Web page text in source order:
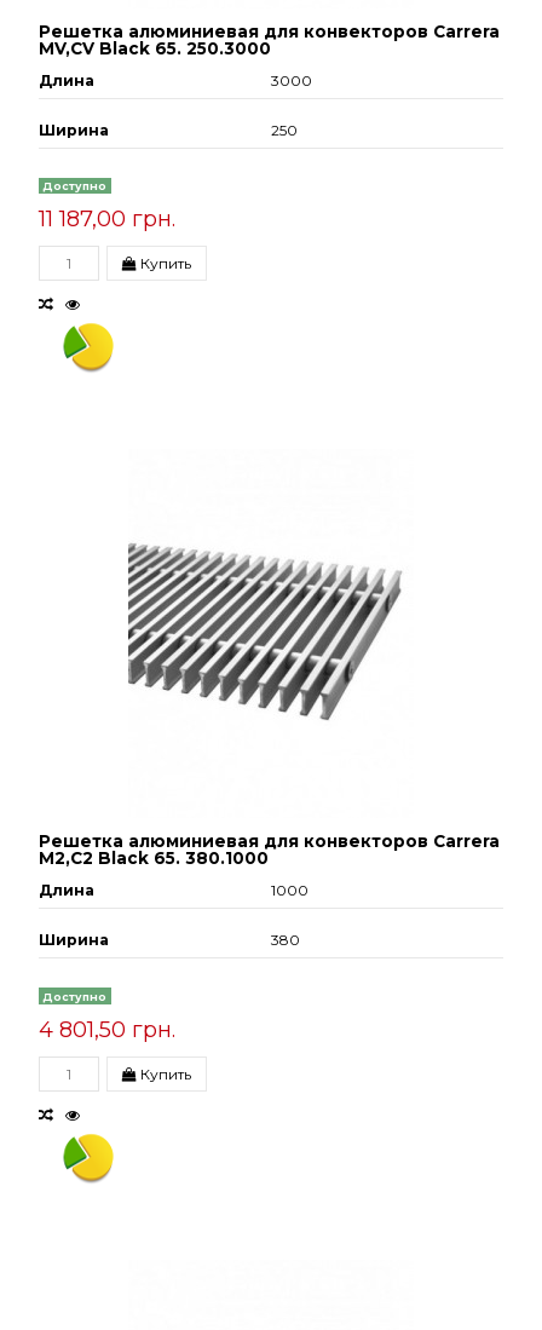
Решетка алюминиевая для конвекторов Carrera
МV,СV Black 65. 250.3000
Длина 3000
Ширина 250
Доступно
11 187,00 грн.
Купить
Решетка алюминиевая для конвекторов Carrera
М2,С2 Black 65. 380.1000
Длина 1000
Ширина 380
Доступно
4 801,50 грн.
Купить